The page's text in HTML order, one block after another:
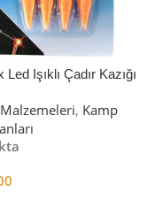
Led Işıklı Çadır Kazığı
, Kamp